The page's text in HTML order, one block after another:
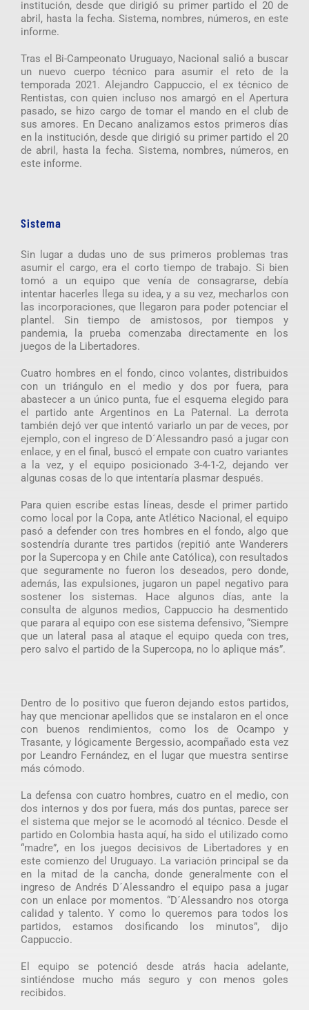
institución, desde que dirigió su primer partido el 20 de
abril, hasta la fecha. Sistema, nombres, números, en este
informe.
Tras el Bi-Campeonato Uruguayo, Nacional salió a buscar
un nuevo cuerpo técnico para asumir el reto de la
temporada 2021. Alejandro Cappuccio, el ex técnico de
Rentistas, con quien incluso nos amargó en el Apertura
pasado, se hizo cargo de tomar el mando en el club de
sus amores. En Decano analizamos estos primeros días
en la institución, desde que dirigió su primer partido el 20
de abril, hasta la fecha. Sistema, nombres, números, en
este informe.
Sistema
Sin lugar a dudas uno de sus primeros problemas tras
asumir el cargo, era el corto tiempo de trabajo. Si bien
tomó a un equipo que venía de consagrarse, debía
intentar hacerles llega su idea, y a su vez, mecharlos con
las incorporaciones, que llegaron para poder potenciar el
plantel. Sin tiempo de amistosos, por tiempos y
pandemia, la prueba comenzaba directamente en los
juegos de la Libertadores.
Cuatro hombres en el fondo, cinco volantes, distribuidos
con un triángulo en el medio y dos por fuera, para
abastecer a un único punta, fue el esquema elegido para
el partido ante Argentinos en La Paternal. La derrota
también dejó ver que intentó variarlo un par de veces, por
ejemplo, con el ingreso de D´Alessandro pasó a jugar con
enlace, y en el final, buscó el empate con cuatro variantes
a la vez, y el equipo posicionado 3-4-1-2, dejando ver
algunas cosas de lo que intentaría plasmar después.
Para quien escribe estas líneas, desde el primer partido
como local por la Copa, ante Atlético Nacional, el equipo
pasó a defender con tres hombres en el fondo, algo que
sostendría durante tres partidos (repitió ante Wanderers
por la Supercopa y en Chile ante Católica), con resultados
que seguramente no fueron los deseados, pero donde,
además, las expulsiones, jugaron un papel negativo para
sostener los sistemas. Hace algunos días, ante la
consulta de algunos medios, Cappuccio ha desmentido
que parara al equipo con ese sistema defensivo, “Siempre
que un lateral pasa al ataque el equipo queda con tres,
pero salvo el partido de la Supercopa, no lo aplique más”.
Dentro de lo positivo que fueron dejando estos partidos,
hay que mencionar apellidos que se instalaron en el once
con buenos rendimientos, como los de Ocampo y
Trasante, y lógicamente Bergessio, acompañado esta vez
por Leandro Fernández, en el lugar que muestra sentirse
más cómodo.
La defensa con cuatro hombres, cuatro en el medio, con
dos internos y dos por fuera, más dos puntas, parece ser
el sistema que mejor se le acomodó al técnico. Desde el
partido en Colombia hasta aquí, ha sido el utilizado como
“madre”, en los juegos decisivos de Libertadores y en
este comienzo del Uruguayo. La variación principal se da
en la mitad de la cancha, donde generalmente con el
ingreso de Andrés D´Alessandro el equipo pasa a jugar
con un enlace por momentos. “D´Alessandro nos otorga
calidad y talento. Y como lo queremos para todos los
partidos, estamos dosificando los minutos”, dijo
Cappuccio.
El equipo se potenció desde atrás hacia adelante,
sintiéndose mucho más seguro y con menos goles
recibidos.